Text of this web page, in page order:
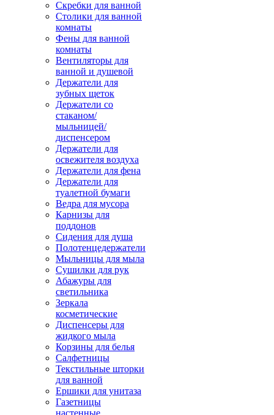
Скребки для ванной
Столики для ванной
комнаты
Фены для ванной
комнаты
Вентиляторы для
ванной и душевой
Держатели для
зубных щеток
Держатели со
стаканом/
мыльницей/
диспенсером
Держатели для
освежителя воздуха
Держатели для фена
Держатели для
туалетной бумаги
Ведра для мусора
Карнизы для
поддонов
Сидения для душа
Полотенцедержатели
Мыльницы для мыла
Сушилки для рук
Абажуры для
светильника
Зеркала
косметические
Диспенсеры для
жидкого мыла
Корзины для белья
Салфетницы
Текстильные шторки
для ванной
Ершики для унитаза
Газетницы
настенные